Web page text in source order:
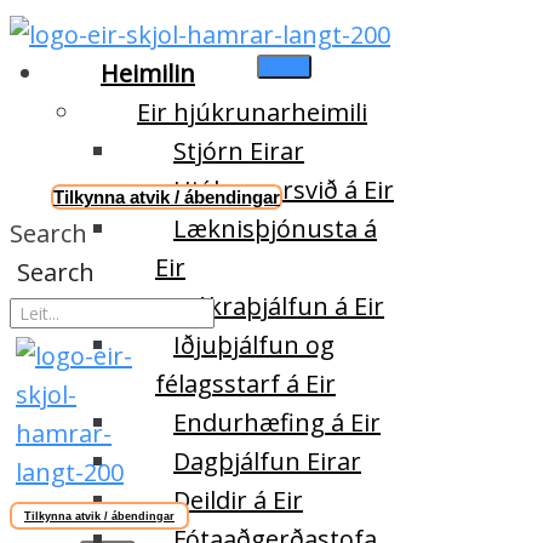
Heimilin
Eir hjúkrunarheimili
Stjórn Eirar
Hjúkrunarsvið á Eir
Læknisþjónusta á
Eir
Sjúkraþjálfun á Eir
Iðjuþjálfun og
félagsstarf á Eir
Endurhæfing á Eir
Dagþjálfun Eirar
Deildir á Eir
Tilkynna atvik / ábendingar
Search
Search
Tilkynna atvik / ábendingar